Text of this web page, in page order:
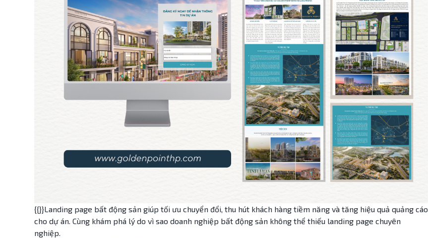
{{}}Landing page bất động sản giúp tối ưu chuyển đổi, thu hút khách hàng tiềm năng và tăng hiệu quả quảng cáo
cho dự án. Cùng khám phá lý do vì sao doanh nghiệp bất động sản không thể thiếu landing page chuyên
nghiệp.